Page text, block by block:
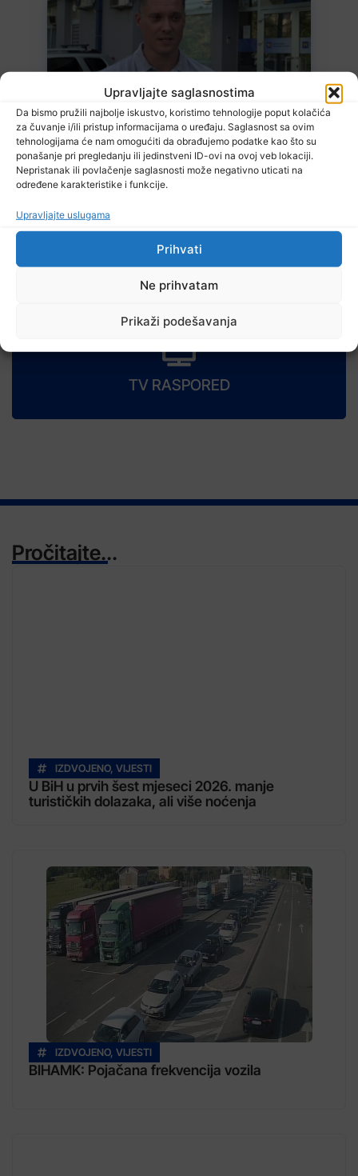
Upravljajte saglasnostima
Da bismo pružili najbolje iskustvo, koristimo tehnologije poput kolačića
za čuvanje i/ili pristup informacijama o uređaju. Saglasnost sa ovim
tehnologijama će nam omogućiti da obrađujemo podatke kao što su
ponašanje pri pregledanju ili jedinstveni ID-ovi na ovoj veb lokaciji.
Nepristanak ili povlačenje saglasnosti može negativno uticati na
određene karakteristike i funkcije.
Upravljajte uslugama
Prihvati
Ne prihvatam
Prikaži podešavanja
7 Augusta, 2026
Poslodavci dužni zaštiti zdravlje radnika
U Poljicu počinje izgradnja školske sportske sale
TV RASPORED
Pročitajte...
IZDVOJENO, VIJESTI
U BiH u prvih šest mjeseci 2026. manje
turističkih dolazaka, ali više noćenja
IZDVOJENO, VIJESTI
BIHAMK: Pojačana frekvencija vozila